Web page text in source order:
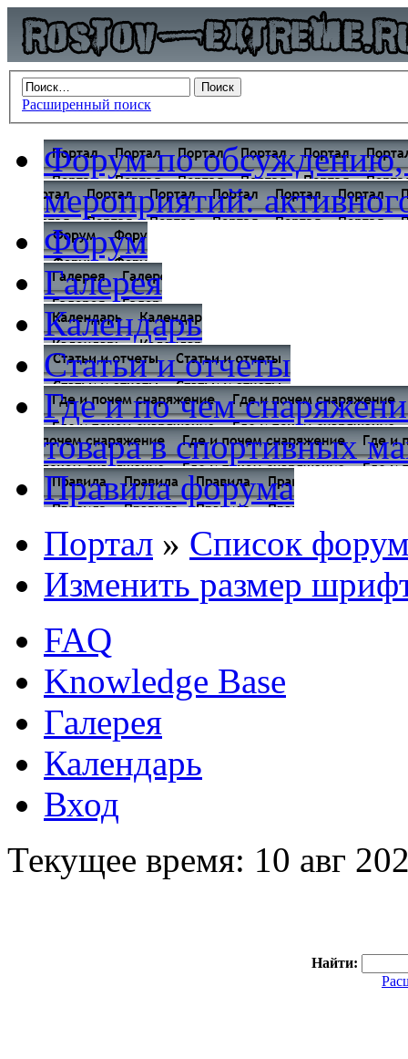
Расширенный поиск
Форум по обсуждению,
мероприятий:
Форум
Галерея
Календарь
Статьи и отчеты
Где и по чем
товара в спортивных
Правила форума
Портал » Список
Изменить размер
FAQ
Knowledge Base
Галерея
Календарь
Вход
Текущее время: 10 авг
Найти: